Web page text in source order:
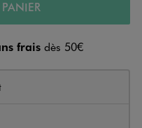
frais dès 50€